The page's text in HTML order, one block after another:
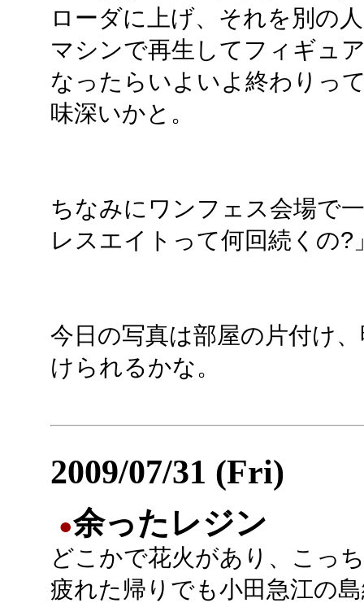
ローダに上げ、それを別の
マシンで再生してフィギュ
なったらいよいよ終わりっ
味深いかと。
ちなみにワンフェス会場で
レスエイトって何回続くの?
今日の写真は部屋の片付け
けられるかな。
2009/07/31 (Fri)
●余ったレジン
どこかで花火があり、こっ
疲れた帰りでも小田急江の